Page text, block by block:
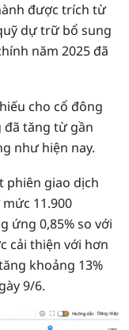
được trích từ
dự trữ bổ sung
năm 2025 đã
cho cổ đông
đã tăng từ gần
như hiện nay.
phiên giao dịch
11.900
ứng 0,85% so với
cải thiện với hơn
khoảng 13%
9/6.